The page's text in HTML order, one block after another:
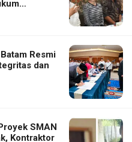
Resmi
dan
SMAN
Kontraktor